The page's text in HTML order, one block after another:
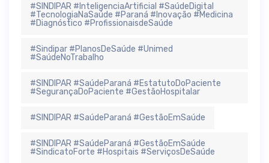
#SINDIPAR #InteligenciaArtificial #SaúdeDigital
#TecnologiaNaSaúde #Paraná #Inovação #Medicina
#Diagnóstico #ProfissionaisdeSaúde
#Sindipar #PlanosDeSaúde #Unimed
#SaúdeNoTrabalho
#SINDIPAR #SaúdeParaná #EstatutoDoPaciente
#SegurançaDoPaciente #GestãoHospitalar
#SINDIPAR #SaúdeParaná #GestãoEmSaúde
#SINDIPAR #SaúdeParaná #GestãoEmSaúde
#SindicatoForte #Hospitais #ServiçosDeSaúde